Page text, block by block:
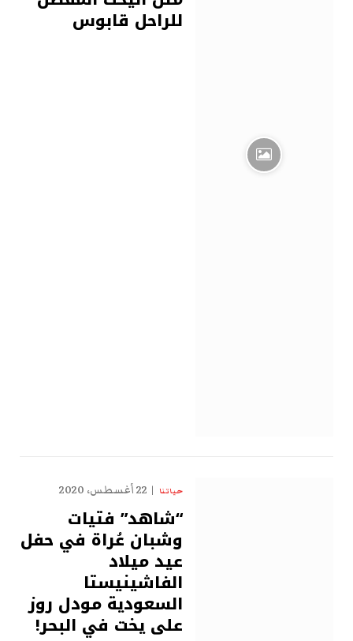
للراحل قابوس
حياتنا 22 أغسطس، 2020
“شاهد” فتيات
وشبان عُراة في حفل
عيد ميلاد
الفاشينيستا
السعودية مودل روز
على يخت في البحر!